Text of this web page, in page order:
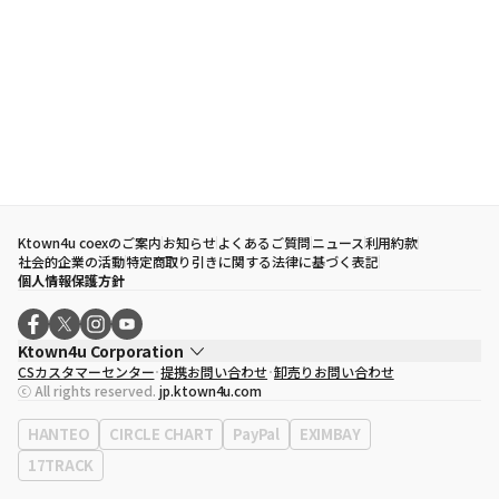
Ktown4u coexのご案内お知らせよくあるご質問ニュース利用約款
社会的企業の活動特定商取り引きに関する法律に基づく表記
個人情報保護方針
Ktown4u Corporation
代表取締役
ソン・ヒョミン
事業者登録番号120-87-71116
eContext
0120-23-7523
事務所住所
ソウル特別市江南区永東大路513、3階(三成洞、coex)
CSカスタマーセンター 提携お問い合わせ 卸売りお問い合わせ
ⓒ All rights reserved. jp.ktown4u.com
HANTEO CIRCLE CHART PayPal
EXIMBAY
17TRACK